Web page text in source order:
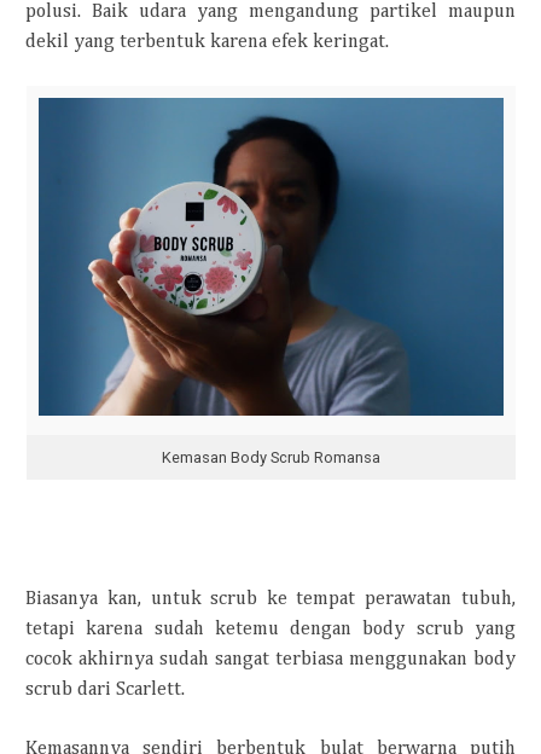
polusi. Baik udara yang mengandung partikel maupun
dekil yang terbentuk karena efek keringat.
Kemasan Body Scrub Romansa
Biasanya kan, untuk scrub ke tempat perawatan tubuh,
tetapi karena sudah ketemu dengan body scrub yang
cocok akhirnya sudah sangat terbiasa menggunakan body
scrub dari Scarlett.
Kemasannya sendiri berbentuk bulat berwarna putih